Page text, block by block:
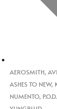
AEROSMITH,
ASHES TO NEW,
NUMENTO, P.O.D.